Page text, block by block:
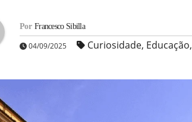
Por Francesco Sibilla
04/09/2025 Curiosidade, Educação,